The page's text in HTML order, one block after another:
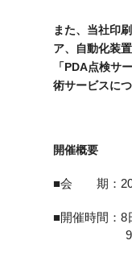
また、当社印
ア、自動化装
「PDA点検サ
術サービスに
開催概要
会 期：
開催時間：8
9日（